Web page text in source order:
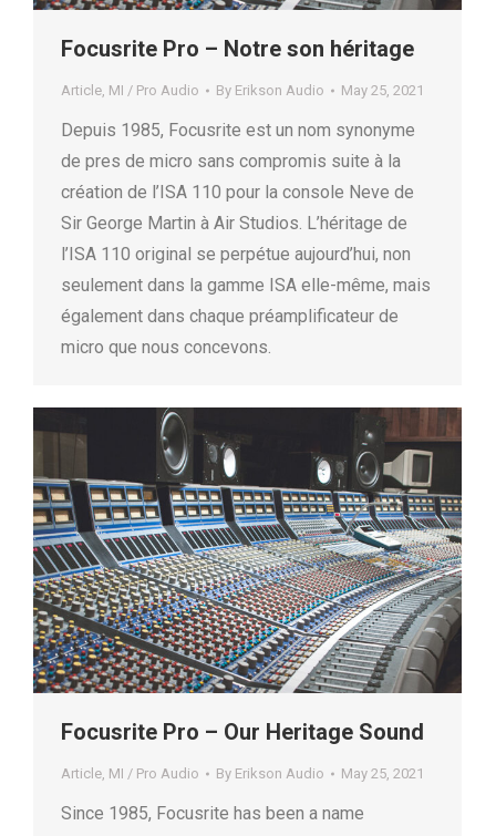
Focusrite Pro – Notre son héritage
Article, MI / Pro Audio By Erikson Audio May 25, 2021
Depuis 1985, Focusrite est un nom synonyme
de pres de micro sans compromis suite à la
création de l’ISA 110 pour la console Neve de
Sir George Martin à Air Studios. L’héritage de
l’ISA 110 original se perpétue aujourd’hui, non
seulement dans la gamme ISA elle-même, mais
également dans chaque préamplificateur de
micro que nous concevons.
Focusrite Pro – Our Heritage Sound
Article, MI / Pro Audio By Erikson Audio May 25, 2021
Since 1985, Focusrite has been a name